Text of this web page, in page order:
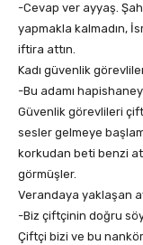
-Cevap ver ayyaş.
yapmakla kalmadın,
iftira attın.
Kadı güvenlik
-Bu adamı
Güvenlik görevlileri
sesler gelmeye
korkudan beti benzi
görmüşler.
Verandaya yaklaşan
-Biz çiftçinin doğru
Çiftçi bizi ve bu